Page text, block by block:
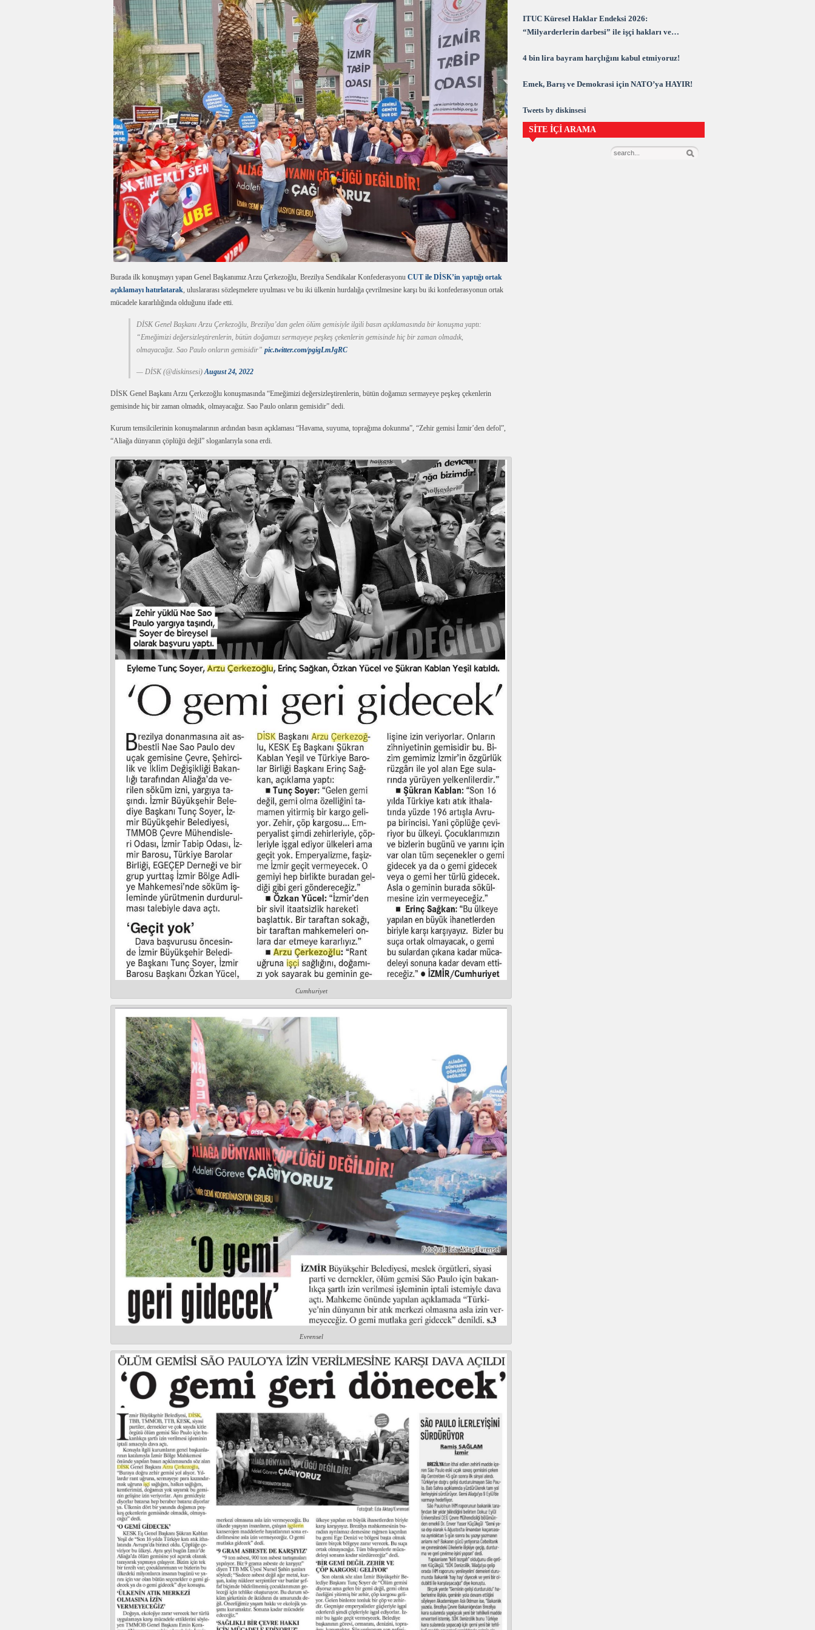
Burada ilk konuşmayı yapan Genel Başkanımız Arzu Çerkezoğlu, Brezilya Sendikalar Konfederasyonu CUT ile DİSK’in yaptığı ortak
açıklamayı hatırlatarak, uluslararası sözleşmelere uyulması ve bu iki ülkenin hurdalığa çevrilmesine karşı bu iki konfederasyonun ortak
mücadele kararlılığında olduğunu ifade etti.
DİSK Genel Başkanı Arzu Çerkezoğlu, Brezilya’dan gelen ölüm gemisiyle ilgili basın açıklamasında bir konuşma yaptı:
“Emeğimizi değersizleştirenlerin, bütün doğamızı sermayeye peşkeş çekenlerin gemisinde hiç bir zaman olmadık,
olmayacağız. Sao Paulo onların gemisidir” pic.twitter.com/pgigLmJgRC
— DİSK (@diskinsesi)August 24, 2022
DİSK Genel Başkanı Arzu Çerkezoğlu konuşmasında “Emeğimizi değersizleştirenlerin, bütün doğamızı sermayeye peşkeş çekenlerin
gemisinde hiç bir zaman olmadık, olmayacağız. Sao Paulo onların gemisidir” dedi.
Kurum temsilcilerinin konuşmalarının ardından basın açıklaması “Havama, suyuma, toprağıma dokunma”, “Zehir gemisi İzmir’den defol”,
“Aliağa dünyanın çöplüğü değil” sloganlarıyla sona erdi.
Cumhuriyet
Evrensel
ITUC Küresel Haklar Endeksi 2026:
“Milyarderlerin darbesi” ile işçi hakları ve
4 bin lira bayram harçlığını kabul etmiyoruz!
Emek, Barış ve Demokrasi için NATO’ya HAYIR!
Tweets by diskinsesi
SİTE İÇİ ARAMA